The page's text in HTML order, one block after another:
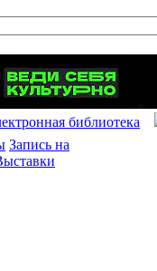
библиотека
Запись на